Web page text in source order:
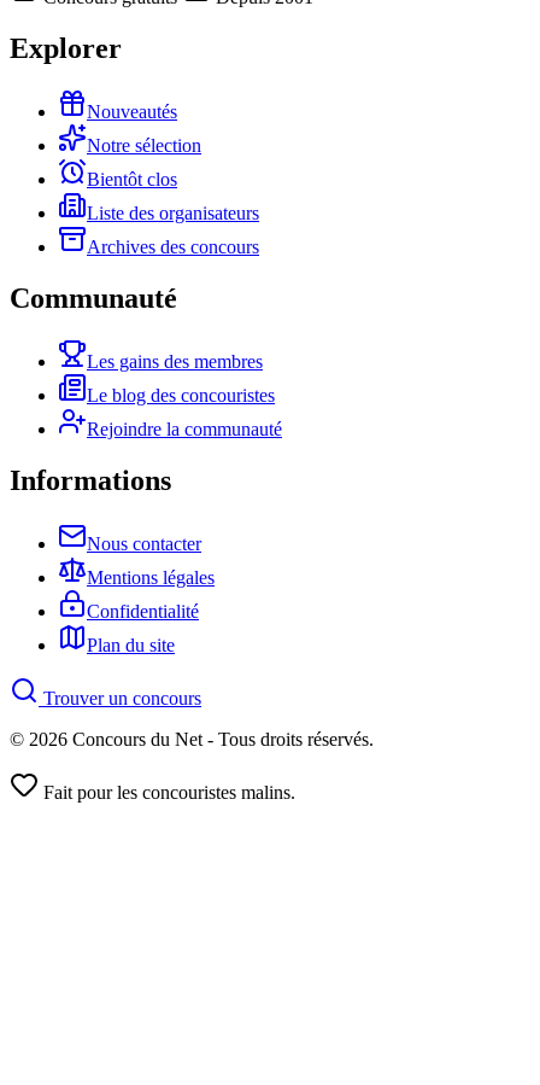
Explorer
Nouveautés
Notre sélection
Bientôt clos
Liste des organisateurs
Archives des concours
Communauté
Les gains des membres
Le blog des concouristes
Rejoindre la communauté
Informations
Nous contacter
Mentions légales
Confidentialité
Plan du site
Trouver un concours
© 2026 Concours du Net - Tous droits réservés.
Fait pour les concouristes malins.